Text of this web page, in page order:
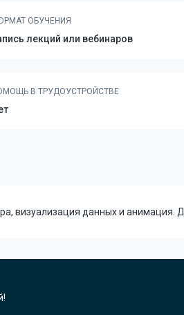
ОБУЧЕНИЯ
лекций или вебинаров
В ТРУДОУСТРОЙСТВЕ
визуализация данных и анимация.